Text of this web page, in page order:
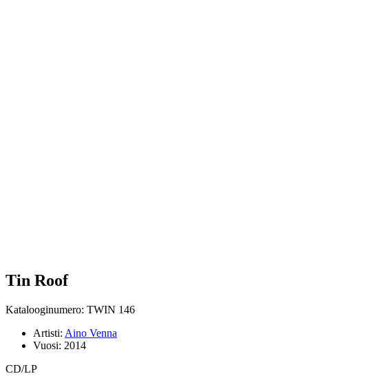
Tin Roof
Katalooginumero: TWIN 146
Artisti: Aino Venna
Vuosi: 2014
CD/LP